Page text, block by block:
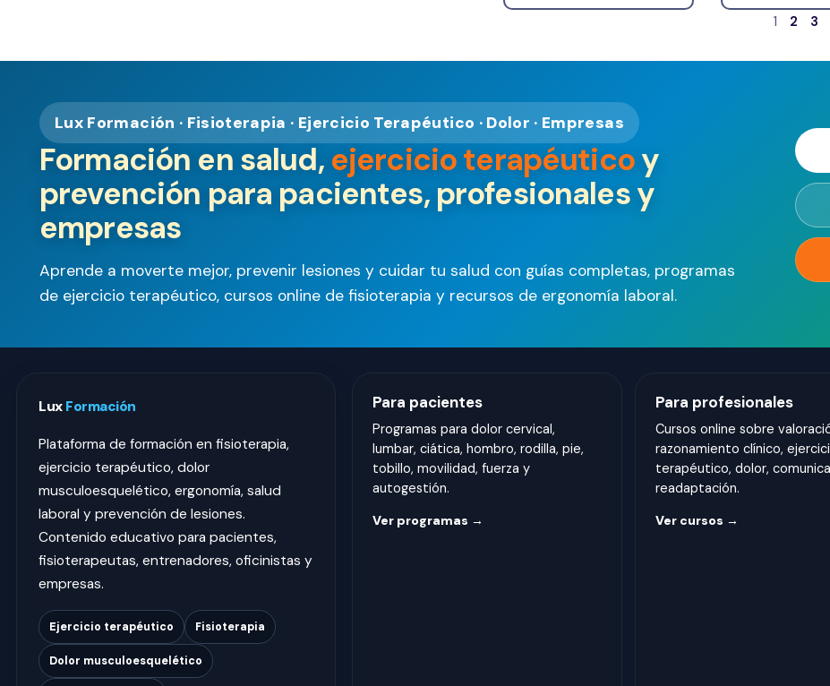
1 2 3
Lux Formación · Fisioterapia · Ejercicio Terapéutico · Dolor · Empresas
Formación en salud, ejercicio terapéuticoy
prevención para pacientes, profesionales y
empresas
Aprende a moverte mejor, prevenir lesiones y cuidar tu salud con guías completas, programas
de ejercicio terapéutico, cursos online de fisioterapia y recursos de ergonomía laboral.
Lux Formación
Plataforma de formación en fisioterapia,
ejercicio terapéutico, dolor
musculoesquelético, ergonomía, salud
laboral y prevención de lesiones.
Contenido educativo para pacientes,
fisioterapeutas, entrenadores, oficinistas y
empresas.
Ejercicio terapéutico Fisioterapia
Dolor musculoesquelético
Para pacientes
Programas para dolor cervical,
lumbar, ciática, hombro, rodilla, pie,
tobillo, movilidad, fuerza y
autogestión.
Ver programas →
Para profesionales
Cursos online sobre
razonamiento clínico,
terapéutico, dolor,
readaptación.
Ver cursos →